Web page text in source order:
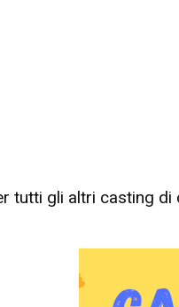
tutti gli altri casting di